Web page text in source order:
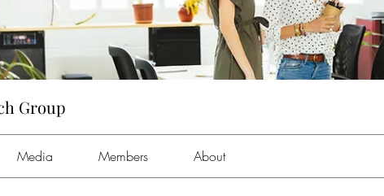
Group
Media Members About